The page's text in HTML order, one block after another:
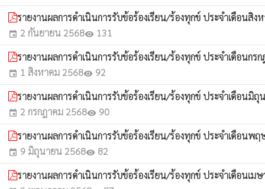
รายงานผลการดำเนินการรับข้อร้องเรียน/ร้องทุกข์ ประจำเดือนสิ
event 2 กันยายน 2568visibility 131
รายงานผลการดำเนินการรับข้อร้องเรียน/ร้องทุกข์ ประจำเดือนกร
event 1 สิงหาคม 2568visibility 92
รายงานผลการดำเนินการรับข้อร้องเรียน/ร้องทุกข์ ประจำเดือนมิ
event 2 กรกฎาคม 2568visibility 90
รายงานผลการดำเนินการรับข้อร้องเรียน/ร้องทุกข์ ประจำเดือนพ
event 9 มิถุนายน 2568visibility 82
รายงานผลการดำเนินการรับข้อร้องเรียน/ร้องทุกข์ ประจำเดือนเม